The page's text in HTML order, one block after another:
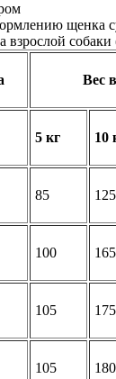
щенка
взрослой
Вес
5 кг 10
85 125
100 165
105 175
105 180